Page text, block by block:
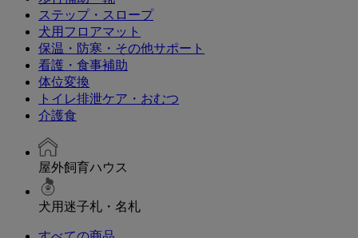
ステップ・スロープ
犬用フロアマット
保温・防寒・その他サポート
看護・食事補助
体位変換
トイレ排泄ケア・おむつ
介護食
屋外飼育ハウス
犬用迷子札・名札